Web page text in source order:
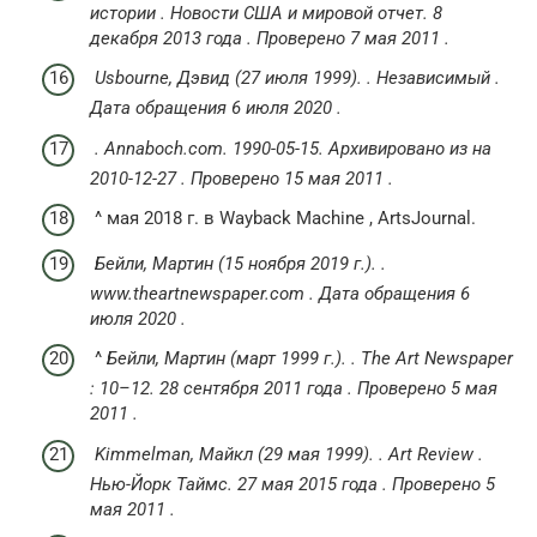
истории . Новости США и мировой отчет. 8
декабря 2013 года . Проверено 7мая 2011 .
Usbourne, Дэвид (27 июля 1999). . Независимый .
Дата обращения 6 июля 2020 .
. Annaboch.com. 1990-05-15. Архивировано из на
2010-12-27. Проверено 15мая 2011 .
^ мая 2018 г. в Wayback Machine , ArtsJournal.
Бейли, Мартин (15 ноября 2019 г.). .
www.theartnewspaper.com . Дата обращения 6
июля 2020 .
^ Бейли, Мартин (март 1999 г.). . The Art Newspaper
: 10–12. 28 сентября 2011 года . Проверено 5мая
2011 .
Kimmelman, Майкл (29 мая 1999). . Art Review .
Нью-Йорк Таймс. 27 мая 2015 года . Проверено 5
мая 2011 .